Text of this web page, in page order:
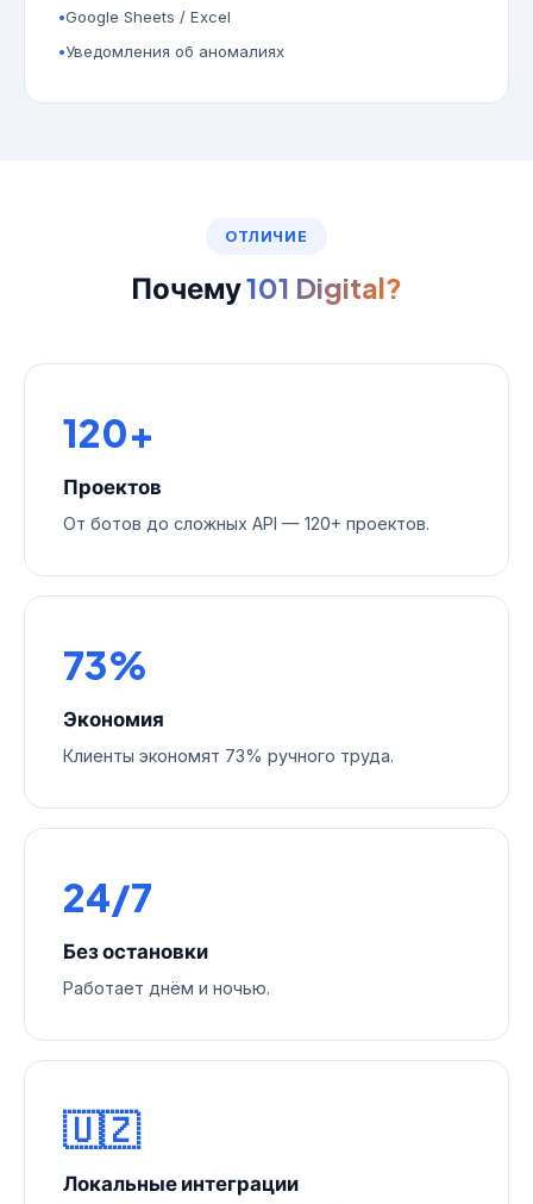
Google Sheets / Excel
Уведомления об аномалиях
ОТЛИЧИЕ
Почему101 Digital?
120+
Проектов
От ботов до сложных API — 120+ проектов.
73%
Экономия
Клиенты экономят 73% ручного труда.
24/7
Без остановки
Работает днём и ночью.
🇺🇿
Локальные интеграции